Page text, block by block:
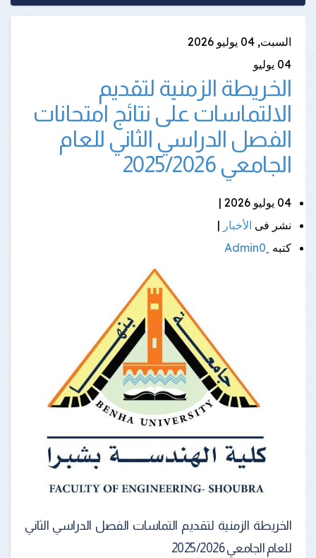
السبت, 04 يوليو 2026
04 يوليو
الخريطة الزمنية لتقديم
الالتماسات على نتائج امتحانات
الفصل الدراسي الثاني للعام
الجامعي 2025/2026
04 يوليو 2026 |
نشر فى الأخبار |
كتبه
الخريطة الزمنية لتقديم التماسات الفصل الدراسي الثاني
للعام الجامعي 2025/2026